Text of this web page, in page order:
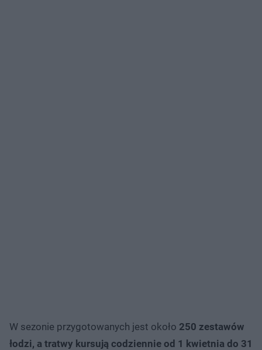
W sezonie przygotowanych jest około 250 zestawów
łodzi, a tratwy kursują codziennie od 1 kwietnia do 31